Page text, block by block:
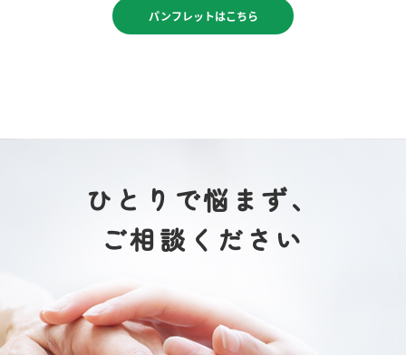
パンフレットはこちら
ひとりで悩まず、
ご相談ください